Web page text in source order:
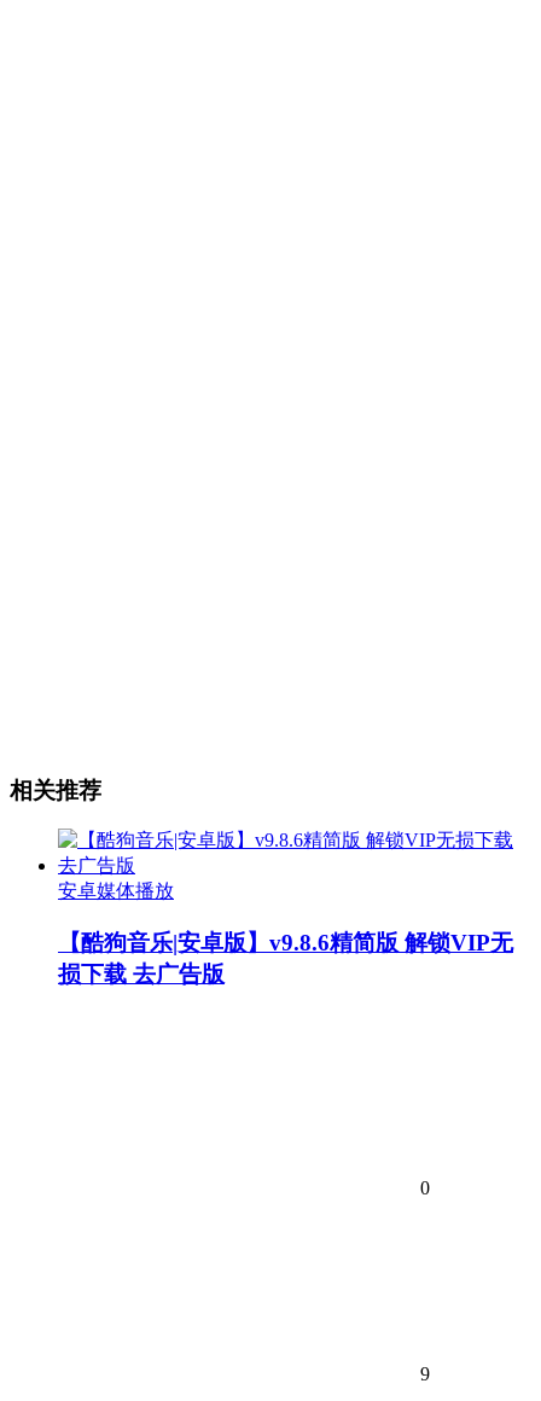
相关推荐
安卓媒体播放
【酷狗音乐|安卓版】v9.8.6精简版 解锁VIP无
损下载 去广告版
0
9